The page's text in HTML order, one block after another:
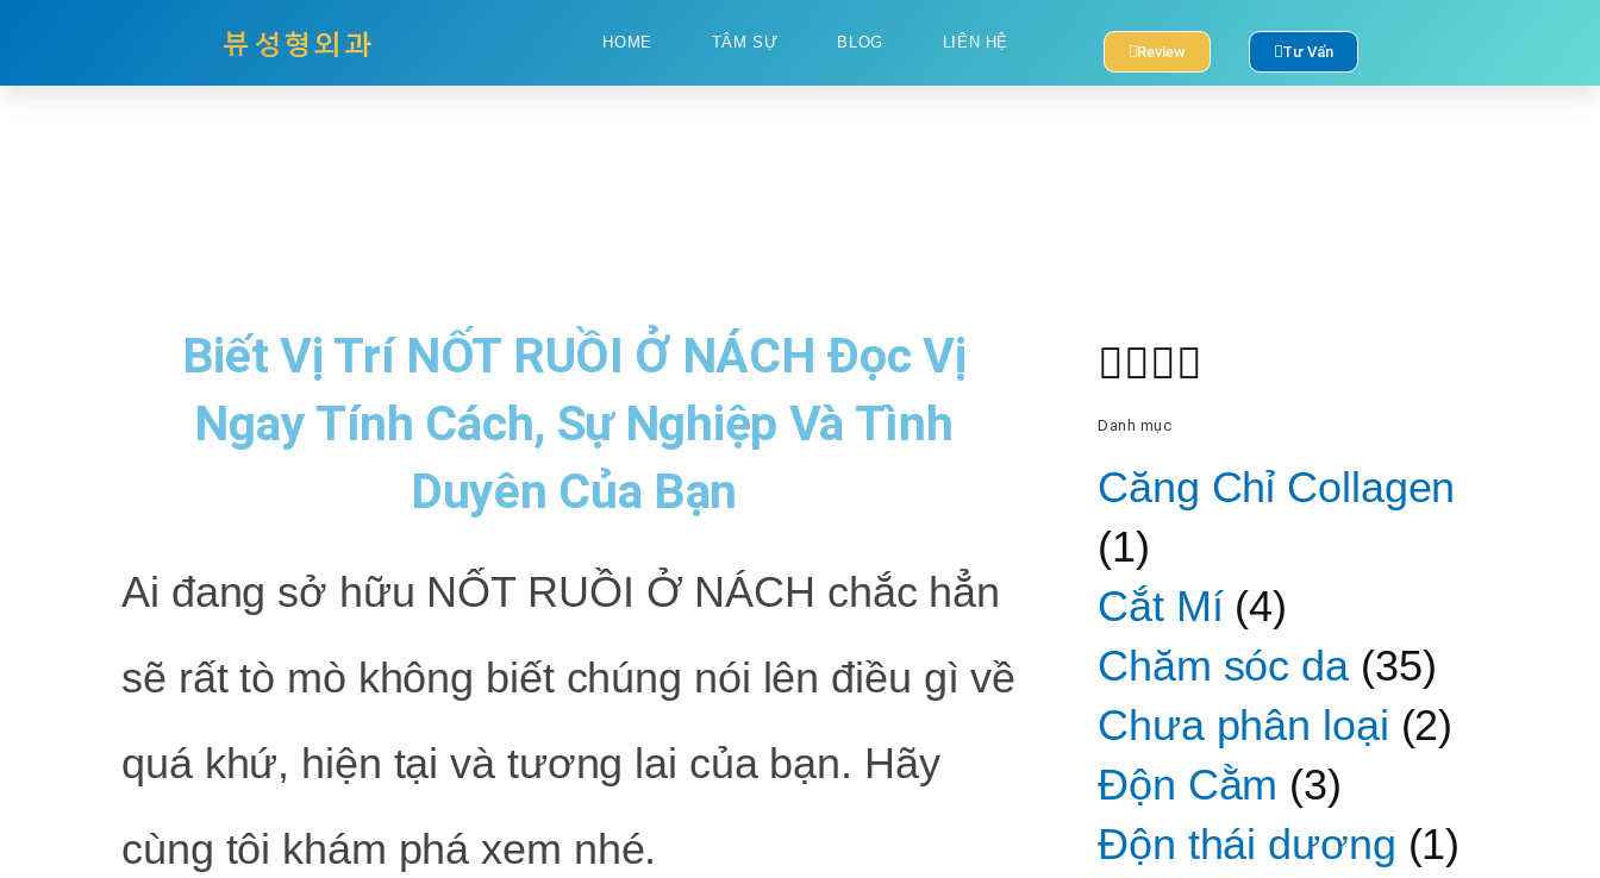
tới
HOME TÂM SỰ BLOG LIÊN HỆ
Review Tư Vấn
Biết Vị Trí NỐT RUỒI Ở NÁCH Đọc Vị
Ngay Tính Cách, Sự Nghiệp Và Tình
Duyên Của Bạn
Ai đang sở hữu NỐT RUỒI Ở NÁCH chắc hẳn
sẽ rất tò mò không biết chúng nói lên điều gì về
quá khứ, hiện tại và tương lai của bạn. Hãy
cùng tôi khám phá xem nhé.
Danh mục
Căng Chỉ Collagen
(1)
Cắt Mí(4)
Chăm sóc da(35)
Chưa phân loại (2)
Độn Cằm (3)
Độn thái dương (1)